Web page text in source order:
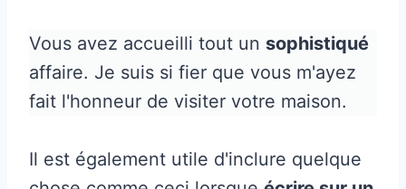
Vous avez accueilli tout un sophistiqué
affaire. Je suis si fier que vous m'ayez
fait l'honneur de visiter votre maison.
Il est également utile d'inclure quelque